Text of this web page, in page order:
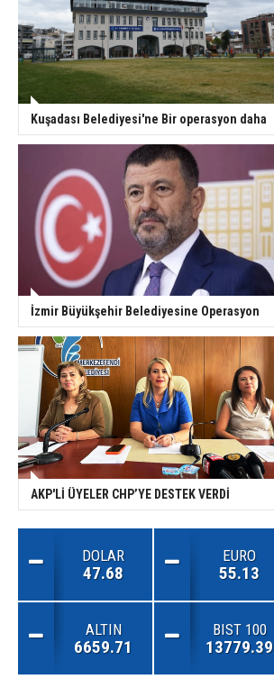
Kuşadası Belediyesi'ne Bir operasyon daha
İzmir Büyükşehir Belediyesine Operasyon
AKP'Lİ ÜYELER CHP’YE DESTEK VERDİ
DOLAR
47.68
EURO
55.13
ALTIN
6659.71
BIST 100
13779.39